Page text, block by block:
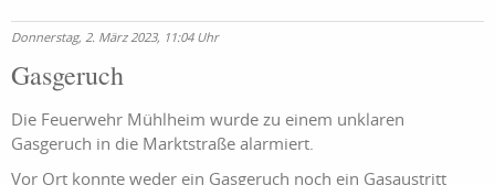
Donnerstag, 2. März 2023, 11:04 Uhr
Gasgeruch
Die Feuerwehr Mühlheim wurde zu einem unklaren
Gasgeruch in die Marktstraße alarmiert.
Vor Ort konnte weder ein Gasgeruch noch ein Gasaustritt